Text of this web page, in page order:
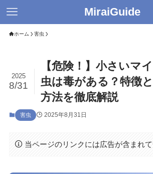
MiraiGuide
ホーム 害虫
【危険！】小さいマ
虫は毒がある？特徴
方法を徹底解説
2025
8/31
害虫 2025年8月31日
当ページのリンクには広告が含まれて